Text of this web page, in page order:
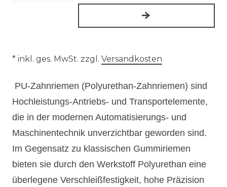
* inkl. ges. MwSt. zzgl. Versandkosten
PU-Zahnriemen (Polyurethan-Zahnriemen) sind
Hochleistungs-Antriebs- und Transportelemente,
die in der modernen Automatisierungs- und
Maschinentechnik unverzichtbar geworden sind.
Im Gegensatz zu klassischen Gummiriemen
bieten sie durch den Werkstoff Polyurethan eine
überlegene Verschleißfestigkeit, hohe Präzision